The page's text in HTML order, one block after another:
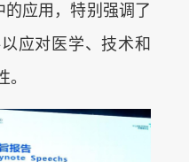
应用，特别强调了
应对医学、技术和